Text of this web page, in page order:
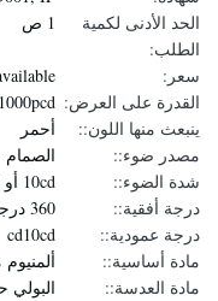
الحد الأدنى لكمية
الطلب:
1 ص
سعر:
القدرة على العرض: 1000pcd / الشهر
ينبعث منها اللون::
أحمر
مصدر ضوء::
الصمام
شدة الضوء::
10cd أو 32cd أو غيرها اختيارية
درجة أفقية::
360 درجة
درجة عمودية::
cd10cd
مادة أساسية::
مادة العدسة::
البولي